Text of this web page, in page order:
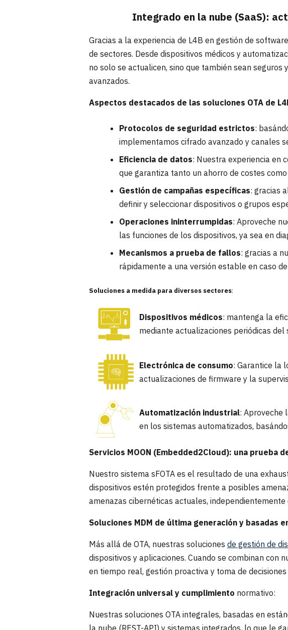
Integrado en la nube (SaaS):
Gracias a la experiencia de L4B en gestión de
de sectores. Desde dispositivos médicos y
no solo se actualicen, sino que también sean
avanzados.
Aspectos destacados de las soluciones OTA de
Protocolos de seguridad estrictos:
implementamos cifrado avanzado y canales
Eficiencia de datos: Nuestra experiencia en
que garantiza tanto un ahorro de costes
Gestión de campañas específicas: gracias
definir y seleccionar dispositivos o grupos
Operaciones ininterrumpidas: Aproveche
las funciones de los dispositivos, ya sea en
Mecanismos a prueba de fallos: gracias a
rápidamente a una versión estable en caso
Soluciones a medida para diversos sectores:
Dispositivos médicos: mantenga la
mediante actualizaciones periódicas del
Electrónica de consumo: Garantice la
actualizaciones de firmware y la
Automatización industrial: Aproveche
en los sistemas automatizados,
Servicios MOON (Embedded2Cloud): una prueba
Nuestro sistema sFOTA es el resultado de una
dispositivos estén protegidos frente a posibles
amenazas cibernéticas actuales,
Soluciones MDM de última generación y basadas
Más allá de OTA, nuestras soluciones de gestión de
dispositivos y aplicaciones. Cuando se combinan con
en tiempo real, gestión proactiva y toma de
Integración universal y cumplimiento normativo:
Nuestras soluciones OTA integrales, basadas en